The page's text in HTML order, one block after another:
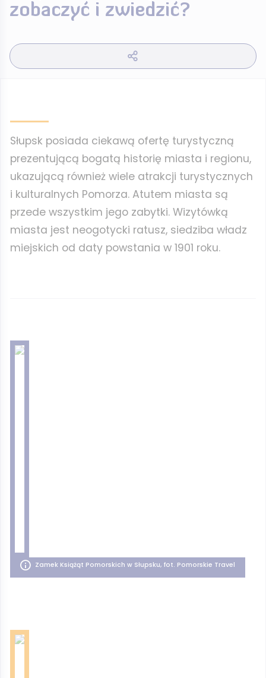
zobaczyć i zwiedzić?
Słupsk posiada ciekawą ofertę turystyczną
prezentującą bogatą historię miasta i regionu,
ukazującą również wiele atrakcji turystycznych
i kulturalnych Pomorza. Atutem miasta są
przede wszystkim jego zabytki. Wizytówką
miasta jest neogotycki ratusz, siedziba władz
miejskich od daty powstania w 1901 roku.
Zamek Książąt Pomorskich w Słupsku, fot. Pomorskie Travel